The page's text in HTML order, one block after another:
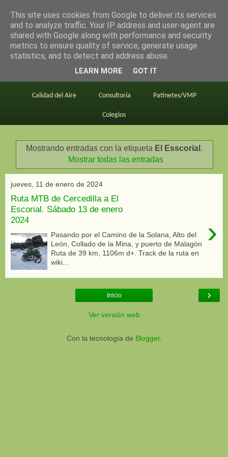
en bici por madrid
Este blog BiciMAD Primeros consejos
Calidad del Aire Consultoría Patinetes/VMP
Colegios
Mostrando entradas con la etiqueta El Esscorial .
Mostrar todas las entradas
jueves, 11 de enero de 2024
Ruta MTB de Cercedilla a El
Escorial. Sábado 13 de enero
2024
›
Pasando por el Camino de la Solana, Alto del
León, Collado de la Mina, y puerto de Malagón
Ruta de 39 km, 1106m d+. Track de la ruta en
wiki...
›
Inicio
Ver versión web
Con la tecnología de Blogger.
This site uses cookies from Google to deliver its services
and to analyze traffic. Your IP address and user-agent are
shared with Google along with performance and security
metrics to ensure quality of service, generate usage
statistics, and to detect and address abuse.
LEARN MORE GOT IT